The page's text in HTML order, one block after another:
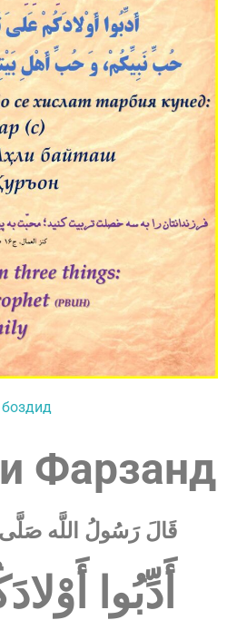
Фарзанд
قَالَ رَسُولُ اللَّه صَلَّى
أَدِّبُوا